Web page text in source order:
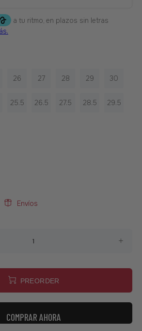
26 27 28 29 30
25.5 26.5 27.5 28.5 29.5
Envíos
PREORDER
COMPRAR AHORA